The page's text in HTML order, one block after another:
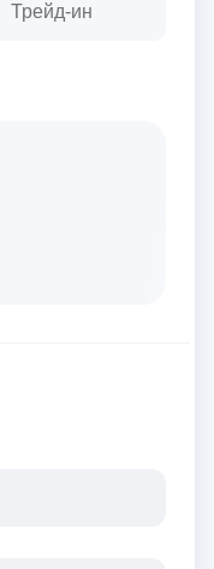
Трейд-ин